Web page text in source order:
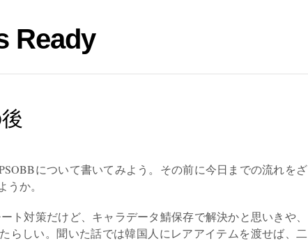
Ready
について書いてみよう。その前に今日までの流れをざ
うか。
ト対策だけど、キャラデータ鯖保存で解決かと思いきや、
らしい。聞いた話では韓国人にレアアイテムを渡せば、二